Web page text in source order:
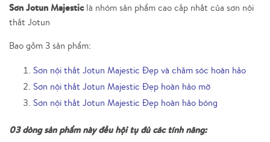
Sơn Jotun Majesticlà nhóm sản phẩm cao cấp nhất của sơn nội
thất Jotun
Bao gồm 3 sản phẩm:
Sơn nội thất Jotun Majestic Đẹp và chăm sóc hoàn hảo
Sơn nội thất Jotun Majestic Đẹp hoàn hảo mờ
Sơn nội thất Jotun Majestic Đẹp hoàn hảo bóng
03 dòng sản phẩm này đều hội tụ đủ các tính năng: